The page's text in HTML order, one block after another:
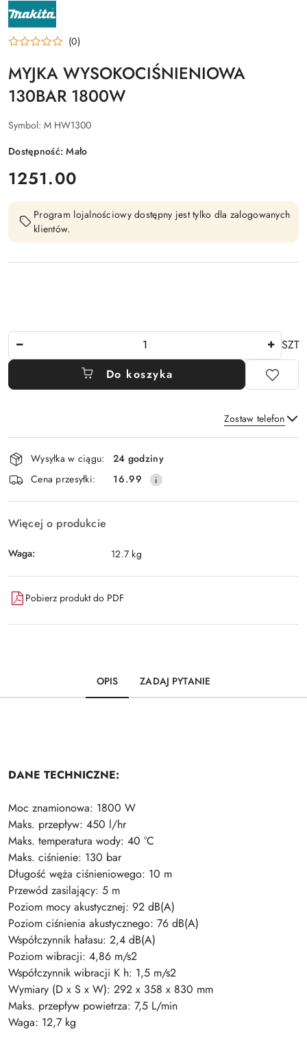
NAZWA
PRODUCENTA:
(0)
MYJKA WYSOKOCIŚNIENIOWA
130BAR 1800W
Symbol: M HW1300
Dostępność:Mało
cena:
1251.00
Program lojalnościowy dostępny jest tylko dla zalogowanych
klientów.
SZT
Do koszyka
Zostaw telefon
Wyślij
Dostępność
i
dostawa
Wysyłka w ciągu:
24 godziny
Cena przesyłki:
16.99
Więcej o produkcie
Waga: 12.7 kg
Pobierz produkt do PDF
OPIS ZADAJ PYTANIE
DANE TECHNICZNE:
Moc znamionowa: 1800 W
Maks. przepływ: 450 l/hr
Maks. temperatura wody: 40 °C
Maks. ciśnienie: 130 bar
Długość węża ciśnieniowego: 10 m
Przewód zasilający: 5 m
Poziom mocy akustycznej: 92 dB(A)
Poziom ciśnienia akustycznego: 76 dB(A)
Współczynnik hałasu: 2,4 dB(A)
Poziom wibracji: 4,86 m/s2
Współczynnik wibracji K h: 1,5 m/s2
Wymiary (D x S x W): 292 x 358 x 830 mm
Maks. przepływ powietrza: 7,5 L/min
Waga: 12,7 kg